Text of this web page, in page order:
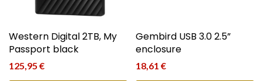
Western Digital 2TB, My
Passport black
125,95 €
Gembird USB 3.0 2.5”
enclosure
18,61€